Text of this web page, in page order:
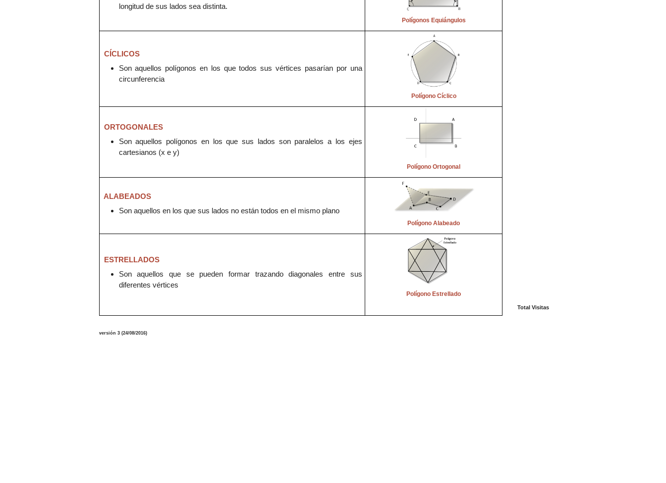
longitud de sus lados sea distinta.
Polígonos Equiángulos
CÍCLICOS
Son aquellos polígonos en los que todos sus vértices pasarían por una
circunferencia
Polígono Cíclico
ORTOGONALES
Son aquellos polígonos en losque sus lados son paralelos a los ejes
cartesianos (x e y)
Polígono Ortogonal
ALABEADOS
Son aquellos en los que sus lados no están todos en el mismo plano
Polígono Alabeado
ESTRELLADOS
Sonaquellos que se pueden formar trazando diagonales entre sus
diferentes vértices
Polígono Estrellado
versión 3 (24/08/2016)
Total Visitas